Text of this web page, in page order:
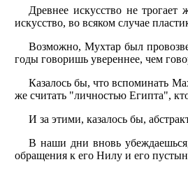
Древнее искусство не
искусство, во всяком случае
Возможно, Мухтар был
годы говоришь увереннее, чем
Казалось бы, что вспоминать
же считать "личностью Египта",
И за этими, казалось бы,
В наши дни вновь
обращения к его Нилу и его